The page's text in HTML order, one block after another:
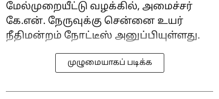
மேல்முறையீட்டு வழக்கில், அமைச்சர்
கே.என். நேருவுக்கு சென்னை உயர்
நீதிமன்றம் நோட்டீஸ் அனுப்பியுள்ளது.
முழுமையாகப் படிக்க